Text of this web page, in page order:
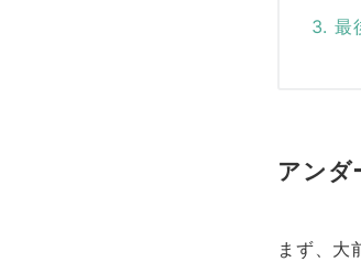
最
アンダ
まず、大